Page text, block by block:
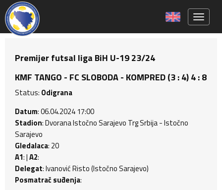
Premijer futsal liga BiH U-19 23/24
KMF TANGO - FC SLOBODA - KOMPRED (3 : 4) 4 : 8
Status: Odigrana
Datum: 06.04.2024 17:00
Stadion: Dvorana Istočno Sarajevo Trg Srbija - Istočno
Sarajevo
Gledalaca: 20
A1: |A2:
Delegat: Ivanović Risto (Istočno Sarajevo)
Posmatrač suđenja: